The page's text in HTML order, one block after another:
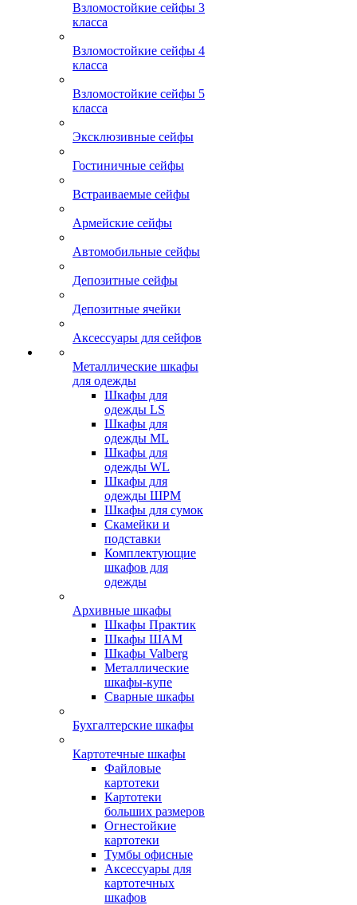
Взломостойкие сейфы 3
класса
Взломостойкие сейфы 4
класса
Взломостойкие сейфы 5
класса
Эксклюзивные сейфы
Гостиничные сейфы
Встраиваемые сейфы
Армейские сейфы
Автомобильные сейфы
Депозитные сейфы
Депозитные ячейки
Аксессуары для сейфов
Металлические шкафы
для одежды
Шкафы для
одежды LS
Шкафы для
одежды ML
Шкафы для
одежды WL
Шкафы для
одежды ШРМ
Шкафы для сумок
Скамейки и
подставки
Комплектующие
шкафов для
одежды
Архивные шкафы
Шкафы Практик
Шкафы ШАМ
Шкафы Valberg
Металлические
шкафы-купе
Сварные шкафы
Бухгалтерские шкафы
Картотечные шкафы
Файловые
картотеки
Картотеки
больших размеров
Огнестойкие
картотеки
Тумбы офисные
Аксессуары для
картотечных
шкафов